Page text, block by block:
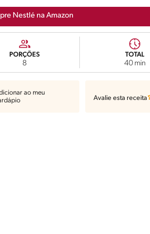
Nestlé na Amazon
PORÇÕES
8
TOTAL
40 min
ao meu
Avalie esta receita